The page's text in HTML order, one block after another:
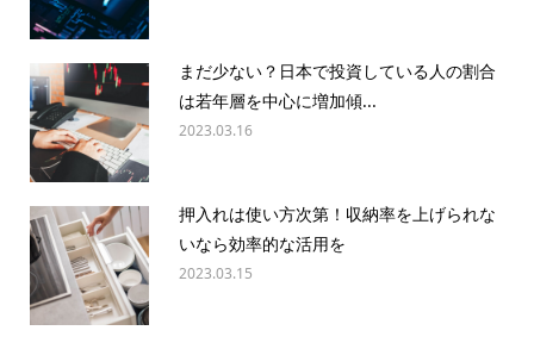
まだ少ない？日本で投資している人の割合
は若年層を中心に増加傾...
2023.03.16
押入れは使い方次第！収納率を上げられな
いなら効率的な活用を
2023.03.15